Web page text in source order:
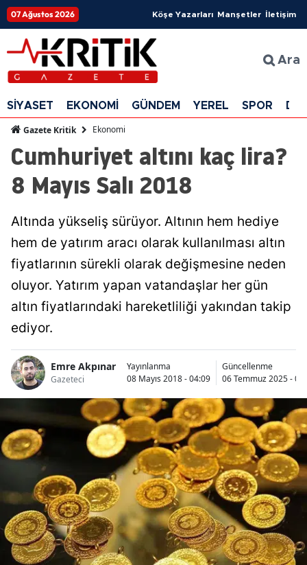
07 Ağustos 2026 Köşe Yazarları Manşetler İletişim
Ara
SİYASET EKONOMİ GÜNDEM YEREL SPOR
Gazete Kritik Ekonomi
Cumhuriyet altını kaç lira?
8 Mayıs Salı 2018
Altında yükseliş sürüyor. Altının hem hediye
hem de yatırım aracı olarak kullanılması altın
fiyatlarının sürekli olarak değişmesine neden
oluyor. Yatırım yapan vatandaşlar her gün
altın fiyatlarındaki hareketliliği yakından takip
ediyor.
Emre Akpınar
Gazeteci
Yayınlanma
08 Mayıs 2018 - 04:09
Güncellenme
06 Temmuz 2025 -